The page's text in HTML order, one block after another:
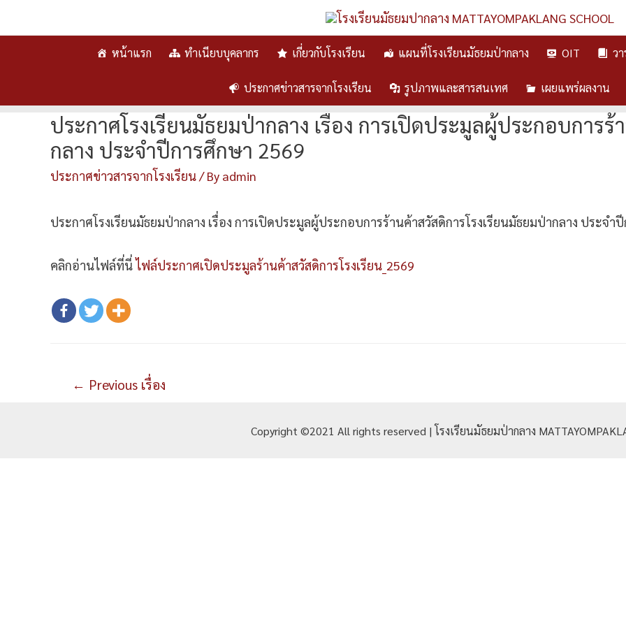
หน้าแรก ทำเนียบบุคลากร เกี่ยวกับโรงเรียน แผนที่โรงเรียนมัธยมป่ากลาง OIT ว
ประกาศข่าวสารจากโรงเรียน รูปภาพและสารสนเทศ เผยแพร่ผลงาน
ประกาศโรงเรียนมัธยมป่ากลาง เรื่อง การเปิดประมูลผู้ประกอบการ
กลาง ประจำปีการศึกษา 2569
ประกาศข่าวสารจากโรงเรียน/ By admin
ประกาศโรงเรียนมัธยมป่ากลาง เรื่อง การเปิดประมูลผู้ประกอบการร้านค้าสวัสดิการโรงเรียนมัธยมป่ากลาง ประจำ
คลิกอ่านไฟล์ที่นี่ไฟล์ประกาศเปิดประมูลร้านค้าสวัสดิการโรงเรียน_2569
แนะแนว
← Previous เรื่อง
Copyright ©2021 All rights reserved | โรงเรียนมัธยมป่ากลาง